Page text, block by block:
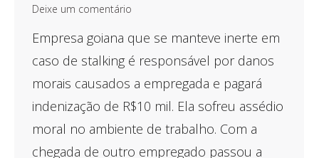
Deixe um comentário
Empresa goiana que se manteve inerte em
caso de stalking é responsável por danos
morais causados a empregada e pagará
indenização de R$10 mil. Ela sofreu assédio
moral no ambiente de trabalho. Com a
chegada de outro empregado passou a